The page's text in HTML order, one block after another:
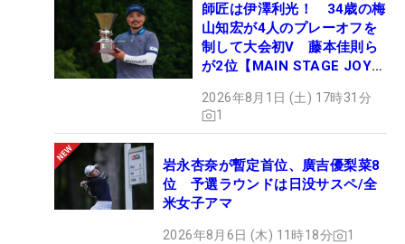
師匠は伊澤利光！ 34歳の梅
山知宏が4人のプレーオフを
制して大会初V 藤本佳則ら
が2位【MAIN STAGE JOYX
2026年8月1日 (土) 17時31分
1
岩永杏奈が暫定首位、廣吉優梨菜8
位 予選ラウンドは日没サスペ/全
米女子アマ
2026年8月6日 (木) 11時18分 1